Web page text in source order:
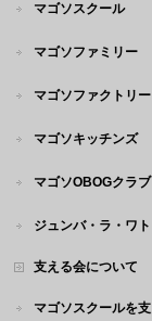
マゴソスクール
マゴソファミリー
マゴソファクトリー
マゴソキッチンズ
マゴソOBOGクラブ
ジュンバ・ラ・ワト
支える会について
マゴソスクールを